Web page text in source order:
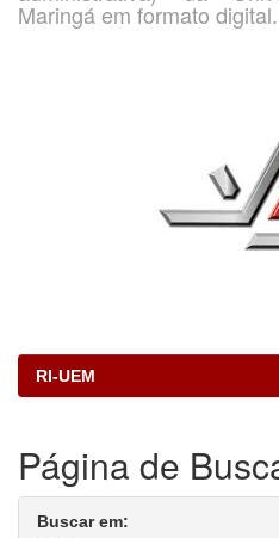
Maringá em formato digital.
RI-UEM
Página de
Buscar em: